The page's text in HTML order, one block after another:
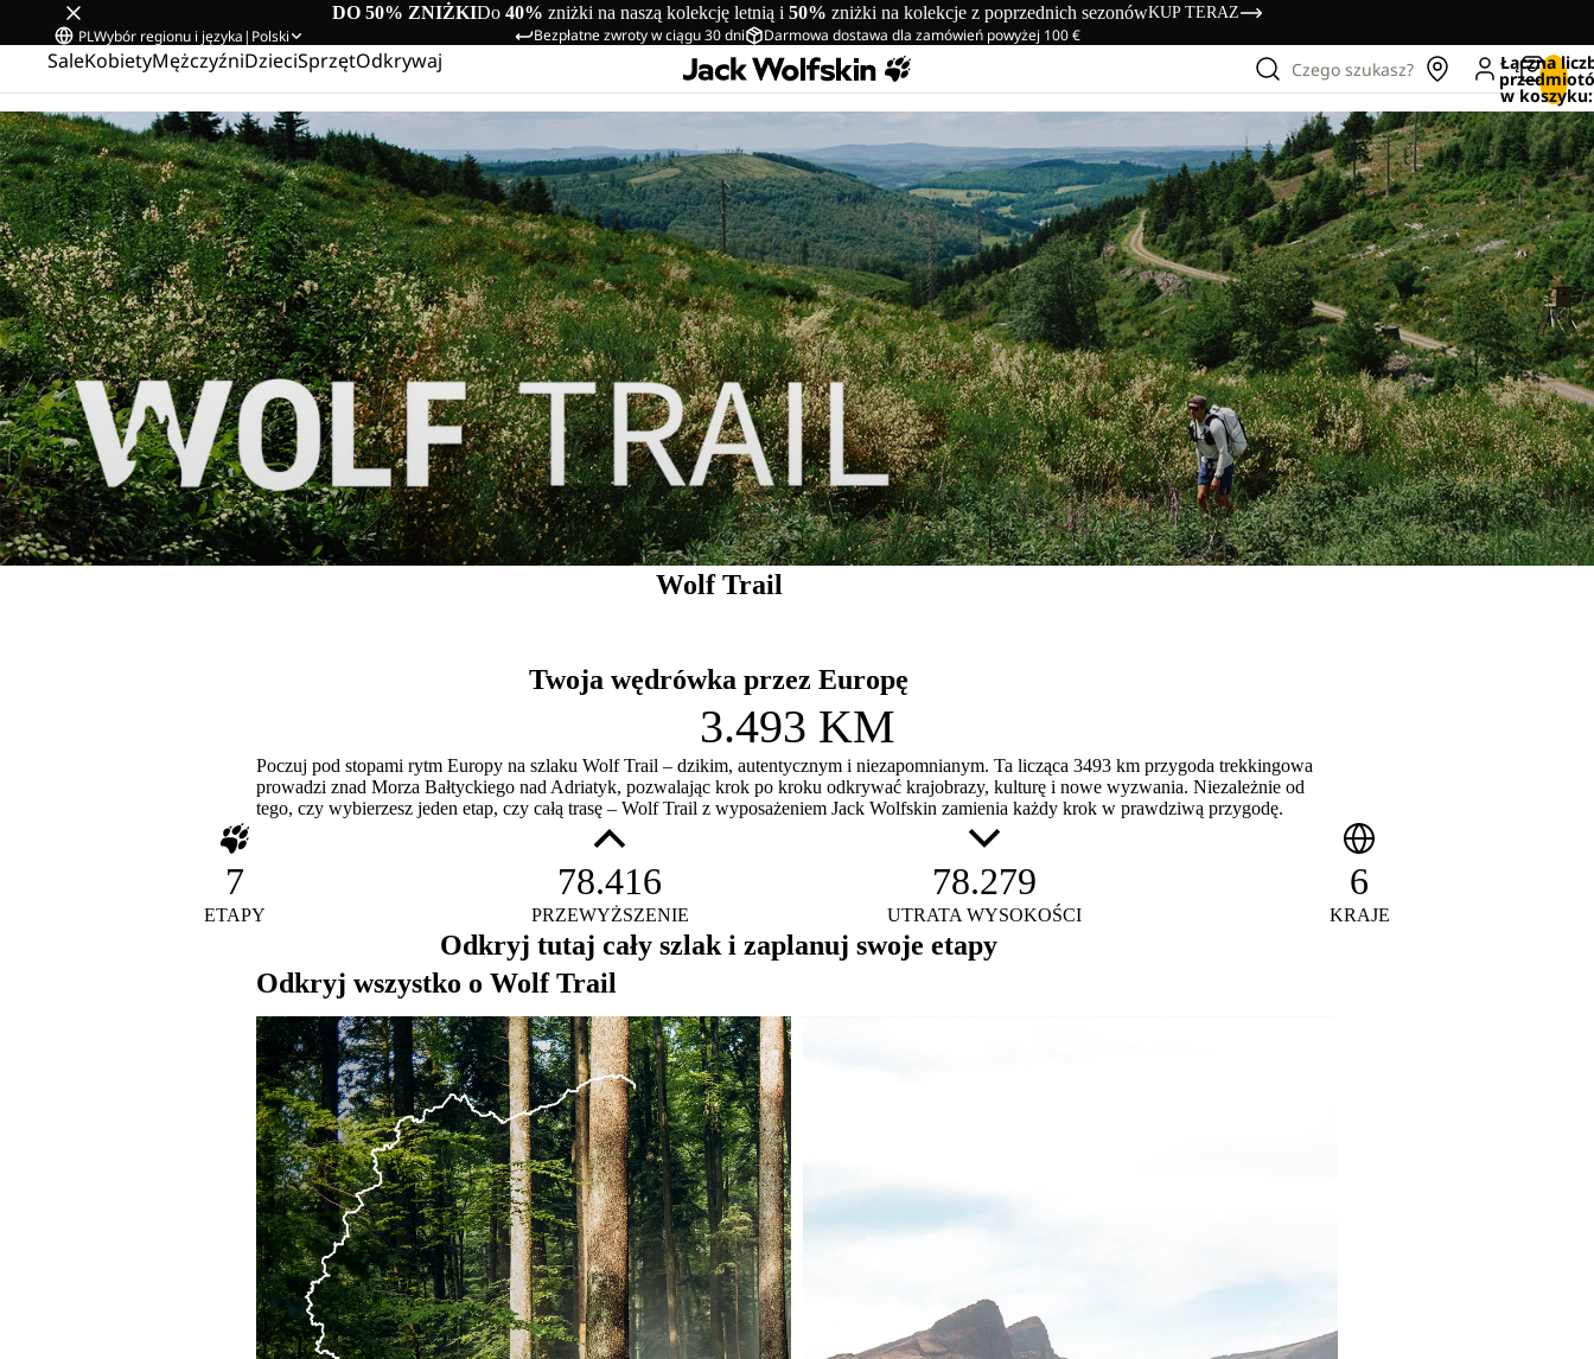
DO 50% ZNIŻKIDo 40% zniżki na naszą kolekcję letnią i 50% zniżki na kolekcje z poprzednich sezonówKUP TERAZ
Bezpłatne zwroty w ciągu 30 dni Darmowa dostawa dla zamówień powyżej 100 €
PLWybór regionu i języka| Polski
SaleKobietyMężczyźniDzieciSprzętOdkrywaj Czego szukasz? Łączna
w
Wolf Trail
Twoja wędrówka przez Europę
3.493 KM
Poczuj pod stopami rytm Europy na szlaku Wolf Trail – dzikim, autentycznym i niezapomnianym. Ta licząca 3493 km przygoda trekkingowa
prowadzi znad Morza Bałtyckiego nad Adriatyk, pozwalając krok po kroku odkrywać krajobrazy, kulturę i nowe wyzwania. Niezależnie od
tego, czy wybierzesz jeden etap, czy całą trasę – Wolf Trail z wyposażeniem Jack Wolfskin zamienia każdy krok w prawdziwą przygodę.
7
ETAPY
78.416
PRZEWYŻSZENIE
78.279
UTRATA WYSOKOŚCI
6
KRAJE
Odkryj tutaj cały szlak i zaplanuj swoje etapy
Odkryj wszystko o Wolf Trail